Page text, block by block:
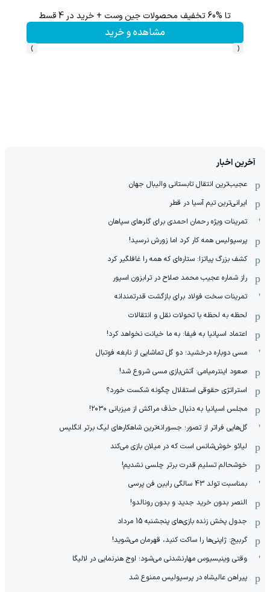
ثبت نام کن؛خرید کن؛نقره ببر
کلیک کن!
‹
›
آخرین اخبار
عجیب‌ترین انتقال تابستانی والیبال جهان
ایرانی‌ترین تیم آسیا در قطر
تمرینات ویژه رحمان احمدی برای گلرهای سپاهان
پرسپولیس همه کار کرد اما زورش نرسید!
کشف بزرگ پیاتزا: ستاره‌ای که همه را غافلگیر کرد
راز شماره عجیب محمد صلاح در ترابزون اسپور
تمرینات سخت فولاد برای بازگشت قدرتمندانه
لحظه به لحظه با تحولات نقل و انتقالات
اعتماد اسپانیا به فیفا: به ما خیانت نخواهد کرد!
مسی دوباره درخشید؛ دو گل تماشایی از نابغه فوتبال
صعود اینترمیامی: آتش‌بازی مسی شروع شد!
استراتژی حقوقی استقلال چگونه شکست خورد؟
مجلس اسپانیا به دنبال حذف مراکش از میزبانی ۲۰۳۰!
گل‌هایی فراتر از تصور؛ جسورانه‌ترین شاهکارهای لیگ برتر انگلیس
لیائو خوش‌شانس است که در میلان بازی می‌کند
خوشحالم تسلیم قدرت برتر چلسی نشدیم!
بمناسبت تولد 43 سالگی رابین فن پرسی
النصر بدون خرید جدید و بدون رونالدو!
جدول پخش زنده بازی‌های پنجشنبه 15 مرداد
گربیج: ژاپنی‌ها را ساکت کنید، قهرمان می‌شوید!
وقتی وینیسیوس مهارنشدنی می‌شود؛ اوج هنرنمایی در لالیگا
پیراهن عالیشاه در پرسپولیس ممنوع شد